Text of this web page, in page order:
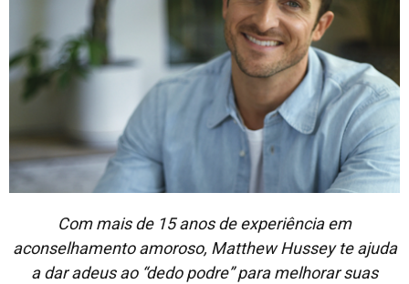
Com mais de 15 anos de experiência em
aconselhamento amoroso, Matthew Hussey te ajuda
a dar adeus ao “dedo podre” para melhorar suas